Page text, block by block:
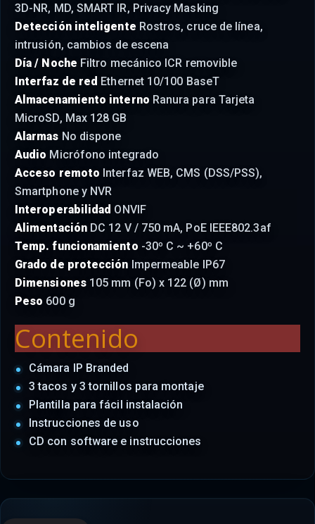
3D-NR, MD, SMART IR, Privacy Masking
Detección inteligente Rostros, cruce de línea,
intrusión, cambios de escena
Día / Noche Filtro mecánico ICR removible
Interfaz de red Ethernet 10/100 BaseT
Almacenamiento interno Ranura para Tarjeta
MicroSD, Max 128 GB
Alarmas No dispone
Audio Micrófono integrado
Acceso remoto Interfaz WEB, CMS (DSS/PSS),
Smartphone y NVR
Interoperabilidad ONVIF
AlimentaciónDC 12 V / 750 mA, PoE IEEE802.3af
Temp. funcionamiento -30º C ~ +60º C
Grado de protección Impermeable IP67
Dimensiones105 mm (Fo) x 122 (Ø) mm
Peso 600 g
Contenido
Cámara IP Branded
3 tacos y 3 tornillos para montaje
Plantilla para fácil instalación
Instrucciones de uso
CD con software e instrucciones